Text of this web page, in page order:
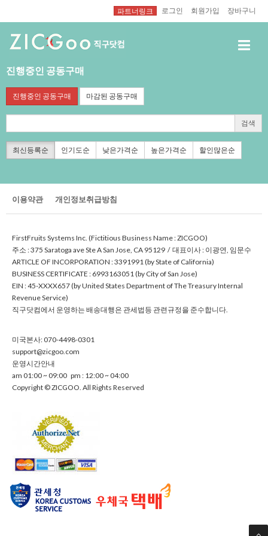
파트너링크 로그인 회원가입 장바구니
진행중인공동구매
진행중인공동구매 마감된공동구매
검색
최신등록순 인기도순 낮은가격순 높은가격순 할인많은순
이용약관 개인정보취급방침
FirstFruitsSystemsInc.(FictitiousBusinessName:ZICGOO)
주소:375SaratogaaveSteASanJose,CA95129/대표이사:이광연,임문수
ARTICLEOFINCORPORATION:3391991(byStateofCalifornia)
BUSINESSCERTIFICATE:6993163051(byCityofSanJose)
EIN:45-XXXX657(byUnitedStatesDepartmentofTheTreasuryInternal
RevenueService)
직구닷컴에서운영하는배송대행은관세법등관련규정을준수합니다.
미국본사:070-4498-0301
support@zicgoo.com
운영시간안내
am01:00~09:00pm:12:00~04:00
Copyright©ZICGOO.AllRightsReserved